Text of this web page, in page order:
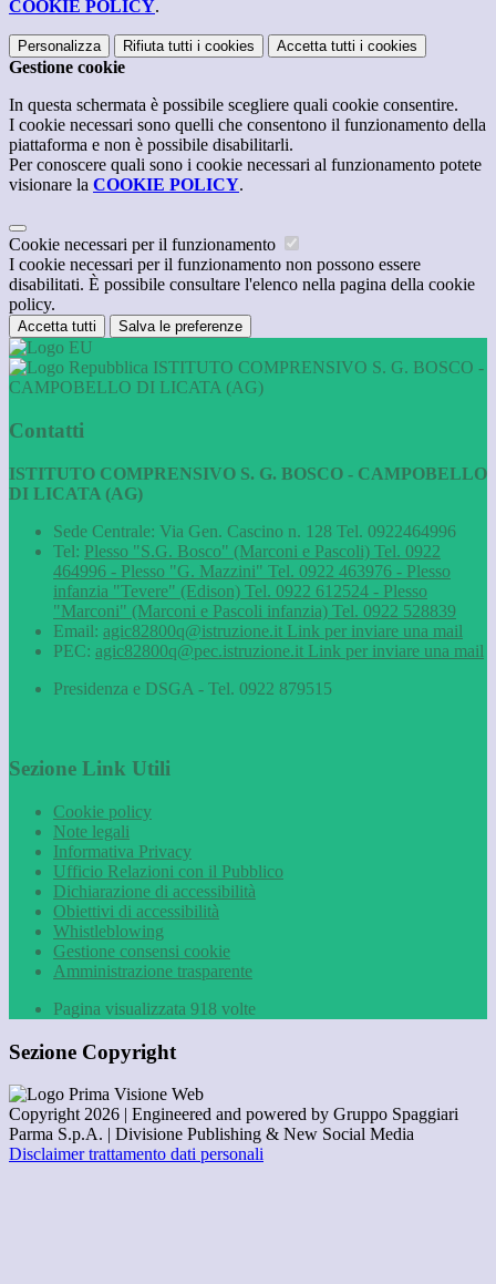
COOKIE POLICY.
Personalizza Rifiuta tutti i cookies Accetta tutti i cookies
Gestione cookie
In questa schermata è possibile scegliere quali cookie consentire.
I cookie necessari sono quelli che consentono il funzionamento della
piattaforma e non è possibile disabilitarli.
Per conoscere quali sono i cookie necessari al funzionamento potete
visionare la COOKIE POLICY.
Cookie necessari per il funzionamento
I cookie necessari per il funzionamento non possono essere
disabilitati. È possibile consultare l'elenco nella pagina della cookie
policy.
Accetta tutti Salva le preferenze
ISTITUTO COMPRENSIVO S. G. BOSCO -
CAMPOBELLO DI LICATA (AG)
Contatti
ISTITUTO COMPRENSIVO S. G. BOSCO - CAMPOBELLO
DI LICATA (AG)
Sede Centrale: Via Gen. Cascino n. 128 Tel. 0922464996
Tel: Plesso "S.G. Bosco" (Marconi e Pascoli) Tel. 0922
464996 - Plesso "G. Mazzini" Tel. 0922 463976 - Plesso
infanzia "Tevere" (Edison) Tel. 0922 612524 - Plesso
"Marconi" (Marconi e Pascoli infanzia) Tel. 0922 528839
Email: agic82800q@istruzione.it Link per inviare una mail
PEC: agic82800q@pec.istruzione.it Link per inviare una mail
Presidenza e DSGA - Tel. 0922 879515
Sezione Link Utili
Cookie policy
Note legali
Informativa Privacy
Ufficio Relazioni con il Pubblico
Dichiarazione di accessibilità
Obiettivi di accessibilità
Whistleblowing
Gestione consensi cookie
Amministrazione trasparente
Pagina visualizzata 918 volte
Sezione Copyright
Copyright 2026 | Engineered and powered by Gruppo Spaggiari
Parma S.p.A. | Divisione Publishing & New Social Media
Disclaimer trattamento dati personali